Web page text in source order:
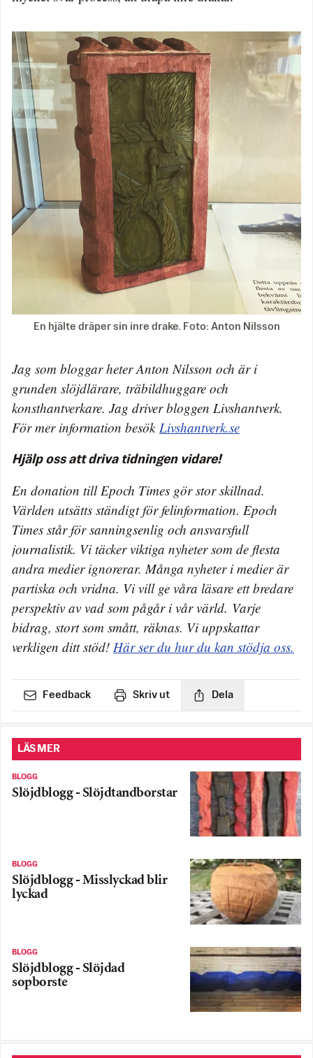
En hjälte dräper sin inre drake. Foto: Anton Nilsson
Jag som bloggar heter Anton Nilsson och är i
grunden slöjdlärare, träbildhuggare och
konsthantverkare. Jag driver bloggen Livshantverk.
För mer information besök Livshantverk.se
Hjälp oss att driva tidningen vidare!
En donation till Epoch Times gör stor skillnad.
Världen utsätts ständigt för felinformation. Epoch
Times står för sanningsenlig och ansvarsfull
journalistik. Vi täcker viktiga nyheter som de flesta
andra medier ignorerar. Många nyheter i medier är
partiska och vridna. Vi vill ge våra läsare ett bredare
perspektiv av vad som pågår i vår värld. Varje
bidrag, stort som smått, räknas. Vi uppskattar
verkligen ditt stöd! Här ser du hur du kan stödja oss.
Feedback Skriv ut Dela
LÄS MER
BLOGG
Slöjdblogg - Slöjdtandborstar
BLOGG
Slöjdblogg - Misslyckad blir
lyckad
BLOGG
Slöjdblogg - Slöjdad
sopborste